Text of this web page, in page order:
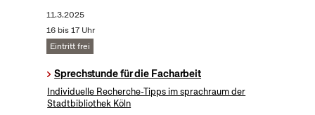
11.3.2025
16 bis 17 Uhr
Eintritt frei
Sprechstunde für die Facharbeit
Individuelle Recherche-Tipps im sprachraum der
Stadtbibliothek Köln